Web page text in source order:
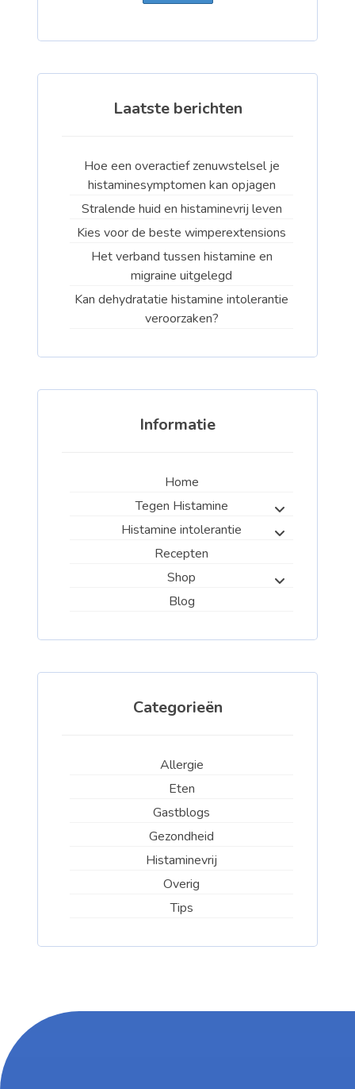
Laatste berichten
Hoe een overactief zenuwstelsel je
histaminesymptomen kan opjagen
Stralende huid en histaminevrij leven
Kies voor de beste wimperextensions
Het verband tussen histamine en
migraine uitgelegd
Kan dehydratatie histamine intolerantie
veroorzaken?
Informatie
Home
Tegen Histamine
Histamine intolerantie
Recepten
Shop
Blog
Categorieën
Allergie
Eten
Gastblogs
Gezondheid
Histaminevrij
Overig
Tips